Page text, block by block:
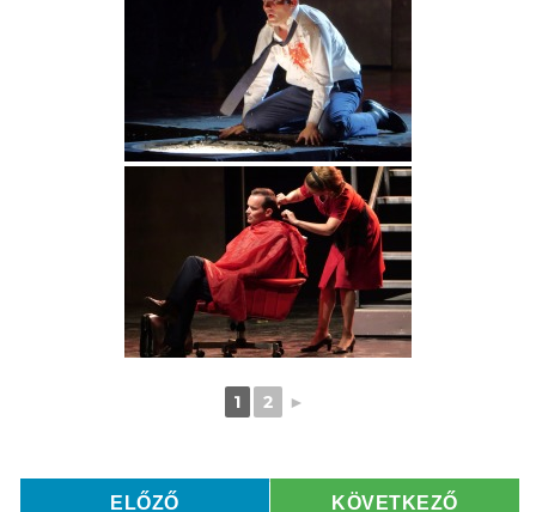
1 2 ►
ELŐZŐ KÖVETKEZŐ